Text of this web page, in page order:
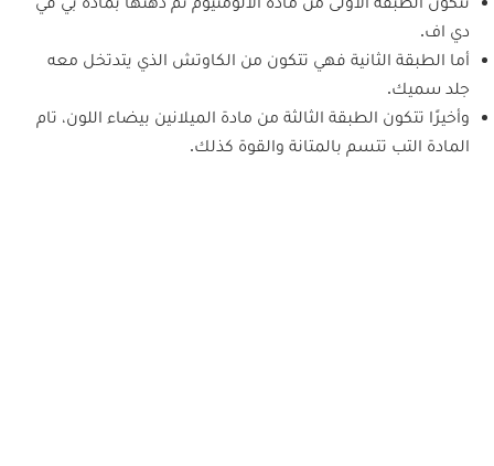
دي اف.
أما الطبقة الثانية فهي تتكون من الكاوتش الذي يتدتخل معه
جلد سميك.
وأخيرًا تتكون الطبقة الثالثة من مادة الميلانين بيضاء اللون، تام
المادة التب تتسم بالمتانة والقوة كذلك.